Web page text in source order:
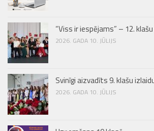
“Viss ir iespējams” – 12.
2026. GADA 10. JŪLIJS
Svinīgi aizvadīts 9. klašu
2026. GADA 10. JŪLIJS